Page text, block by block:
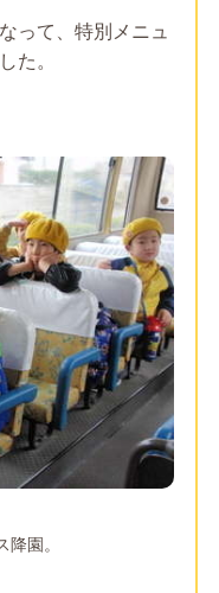
って、特別メニュ
た。
園。